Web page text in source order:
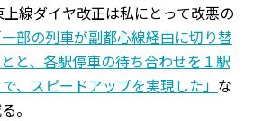
線ダイヤ改正は私にとって改悪の
一部の列車が副都心線経由に切り替
と、各駅停車の待ち合わせを１駅
、スピードアップを実現した」 な
。